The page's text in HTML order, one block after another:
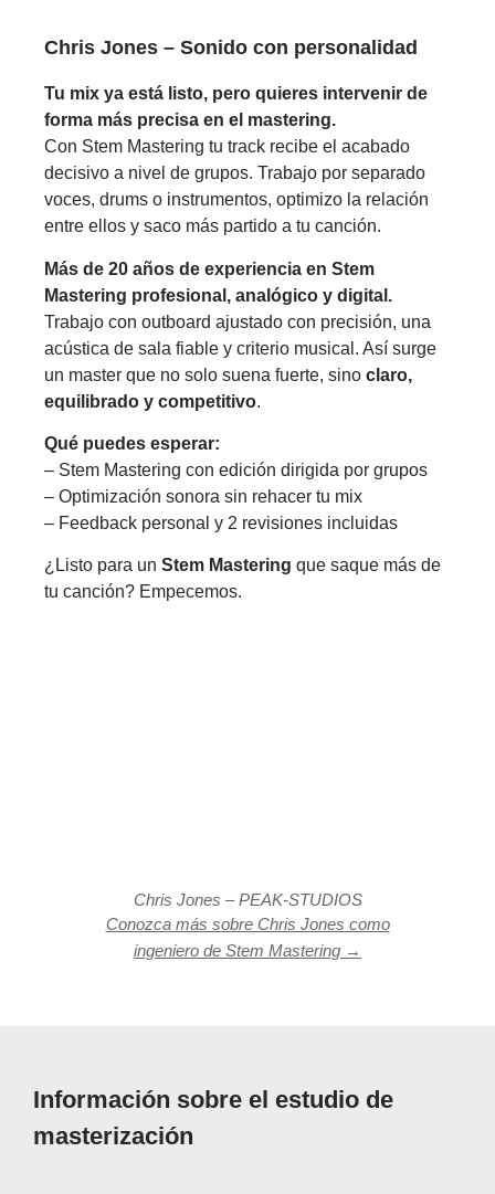
Chris Jones – Sonido con personalidad
Tu mix ya está listo, pero quieres intervenir de
forma más precisa en el mastering.
Con Stem Mastering tu track recibe el acabado
decisivo a nivel de grupos. Trabajo por separado
voces, drums o instrumentos, optimizo la relación
entre ellos y saco más partido a tu canción.
Más de 20 años de experiencia en Stem
Mastering profesional, analógico y digital.
Trabajo con outboard ajustado con precisión, una
acústica de sala fiable y criterio musical. Así surge
un master que no solo suena fuerte, sino claro,
equilibrado y competitivo.
Qué puedes esperar:
– Stem Mastering con edición dirigida por grupos
– Optimización sonora sin rehacer tu mix
– Feedback personal y 2 revisiones incluidas
¿Listo para un Stem Mastering que saque más de
tu canción? Empecemos.
Chris Jones – PEAK-STUDIOS
Conozca más sobre Chris Jones como
ingeniero de Stem Mastering →
Información sobre el estudio de
masterización